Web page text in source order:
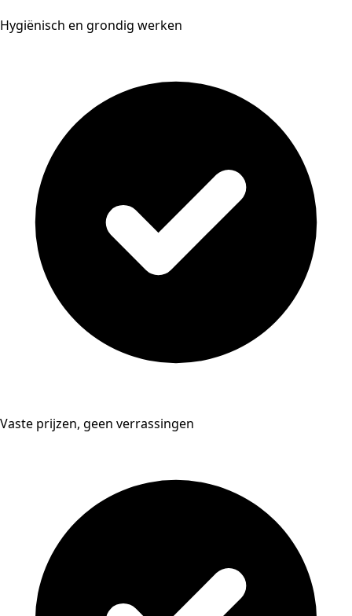
Hygiënisch en grondig werken
Vaste prijzen, geen verrassingen